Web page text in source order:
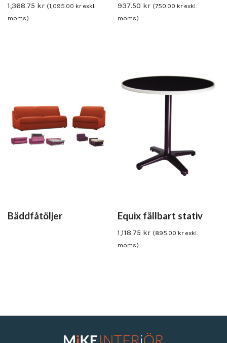
1,368.75 kr (1,095.00 krexkl.
moms)
937.50 kr (750.00 krexkl.
moms)
Bäddfåtöljer Equix fällbart stativ
1,118.75 kr (895.00 krexkl.
moms)